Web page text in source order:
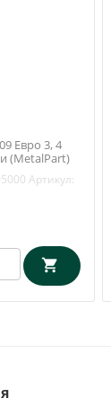
Евро 3, 4
(MetalPart)
Артикул: